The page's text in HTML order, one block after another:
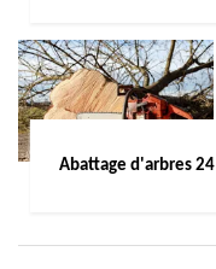
Abattage d'arbres 24